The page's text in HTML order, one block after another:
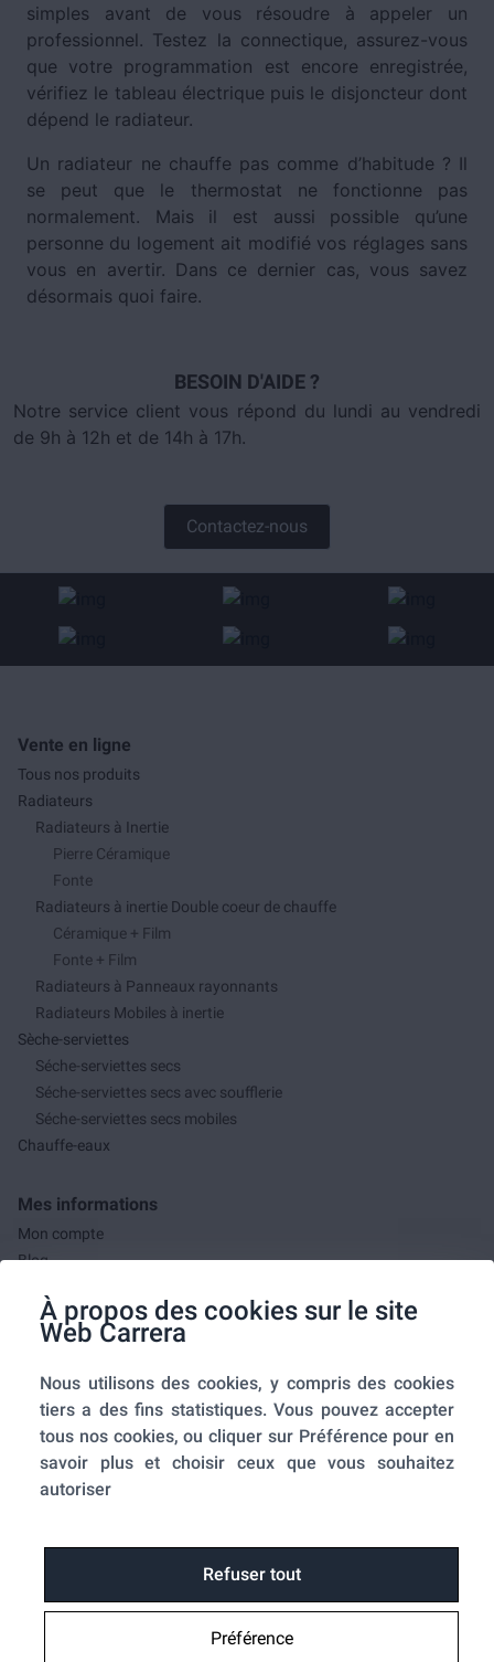
À propos des cookies sur le site
Web Carrera
Nous utilisons des cookies, y compris des cookies
tiers a des fins statistiques. Vous pouvez accepter
tous nos cookies, ou cliquer sur Préférence pour en
savoir plus et choisir ceux que vous souhaitez
autoriser
Refuser tout
Préférence
simples avant de vous résoudre à appeler un
professionnel. Testez la connectique, assurez-vous
que votre programmation est encore enregistrée,
vérifiez le tableau électrique puis le disjoncteur dont
dépend le radiateur.
Un radiateur ne chauffe pas comme d’habitude ? Il
se peut que le thermostat ne fonctionne pas
normalement. Mais il est aussi possible qu’une
personne du logement ait modifié vos réglages sans
vous en avertir. Dans ce dernier cas, vous savez
désormais quoi faire.
BESOIN D'AIDE ?
Notre service client vous répond du lundi au vendredi
de 9h à 12h et de 14h à 17h.
Contactez-nous
Vente en ligne
Tous nos produits
Radiateurs
Radiateurs à Inertie
Pierre Céramique
Fonte
Radiateurs à inertie Double coeur de chauffe
Céramique + Film
Fonte + Film
Radiateurs à Panneaux rayonnants
Radiateurs Mobiles à inertie
Sèche-serviettes
Séche-serviettes secs
Séche-serviettes secs avec soufflerie
Séche-serviettes secs mobiles
Chauffe-eaux
Mes informations
Mon compte
Blog
Mes commandes
A propos de nous
A propos
Mentions légales
Conditions générales de ventes
Utilisation des cookies